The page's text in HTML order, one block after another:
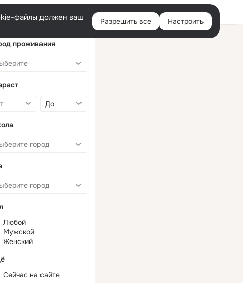
Войти
файлы должен ваш
Разрешить все Настроить
проживания
Любой
Мужской
Женский
Сейчас на сайте